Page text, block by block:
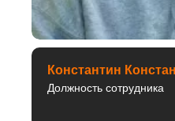
Константин
Должность сотрудника